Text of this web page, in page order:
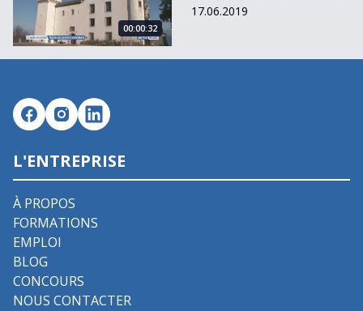
00:00:32
17.06.2019
L'ENTREPRISE
À PROPOS
FORMATIONS
EMPLOI
BLOG
CONCOURS
NOUS CONTACTER